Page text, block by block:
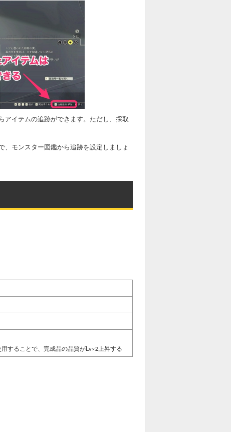
イテムの追跡ができます。ただし、採取
、モンスター図鑑から追跡を設定しましょ
することで、完成品の品質がLv×2上昇する